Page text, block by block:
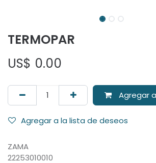
TERMOPAR
US$ 0.00
Agregar
Agregar a la lista de deseos
ZAMA
22253010010